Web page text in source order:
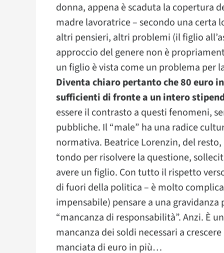
donna, appena è scaduta la copertura
madre lavoratrice – secondo una certa
altri pensieri, altri problemi (il figlio
approccio del genere non è
un figlio è vista come un problema per
Diventa chiaro pertanto che 80 euro
sufficienti di fronte a un intero
essere il contrasto a questi fenomeni,
pubbliche. Il “male” ha una radice
normativa. Beatrice Lorenzin, del
tondo per risolvere la questione,
avere un figlio. Con tutto il rispetto
di fuori della politica – è molto
impensabile) pensare a una
“mancanza di responsabilità”. Anzi. È
mancanza dei soldi necessari a
manciata di euro in più…